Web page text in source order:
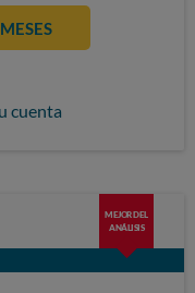
cuenta
MEJOR DEL
ANÁLISIS